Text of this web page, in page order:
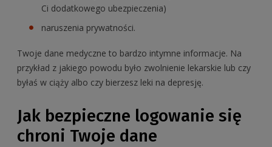
Ci dodatkowego ubezpieczenia)
naruszenia prywatności.
Twoje dane medyczne to bardzo intymne informacje. Na
przykład z jakiego powodu było zwolnienie lekarskie lub czy
byłaś w ciąży albo czy bierzesz leki na depresję.
Jak bezpieczne logowanie się
chroni Twoje dane